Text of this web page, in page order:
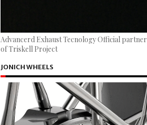
Advancerd Exhaust Tecnology Official partner
of Triskell Project
JONICH WHEELS